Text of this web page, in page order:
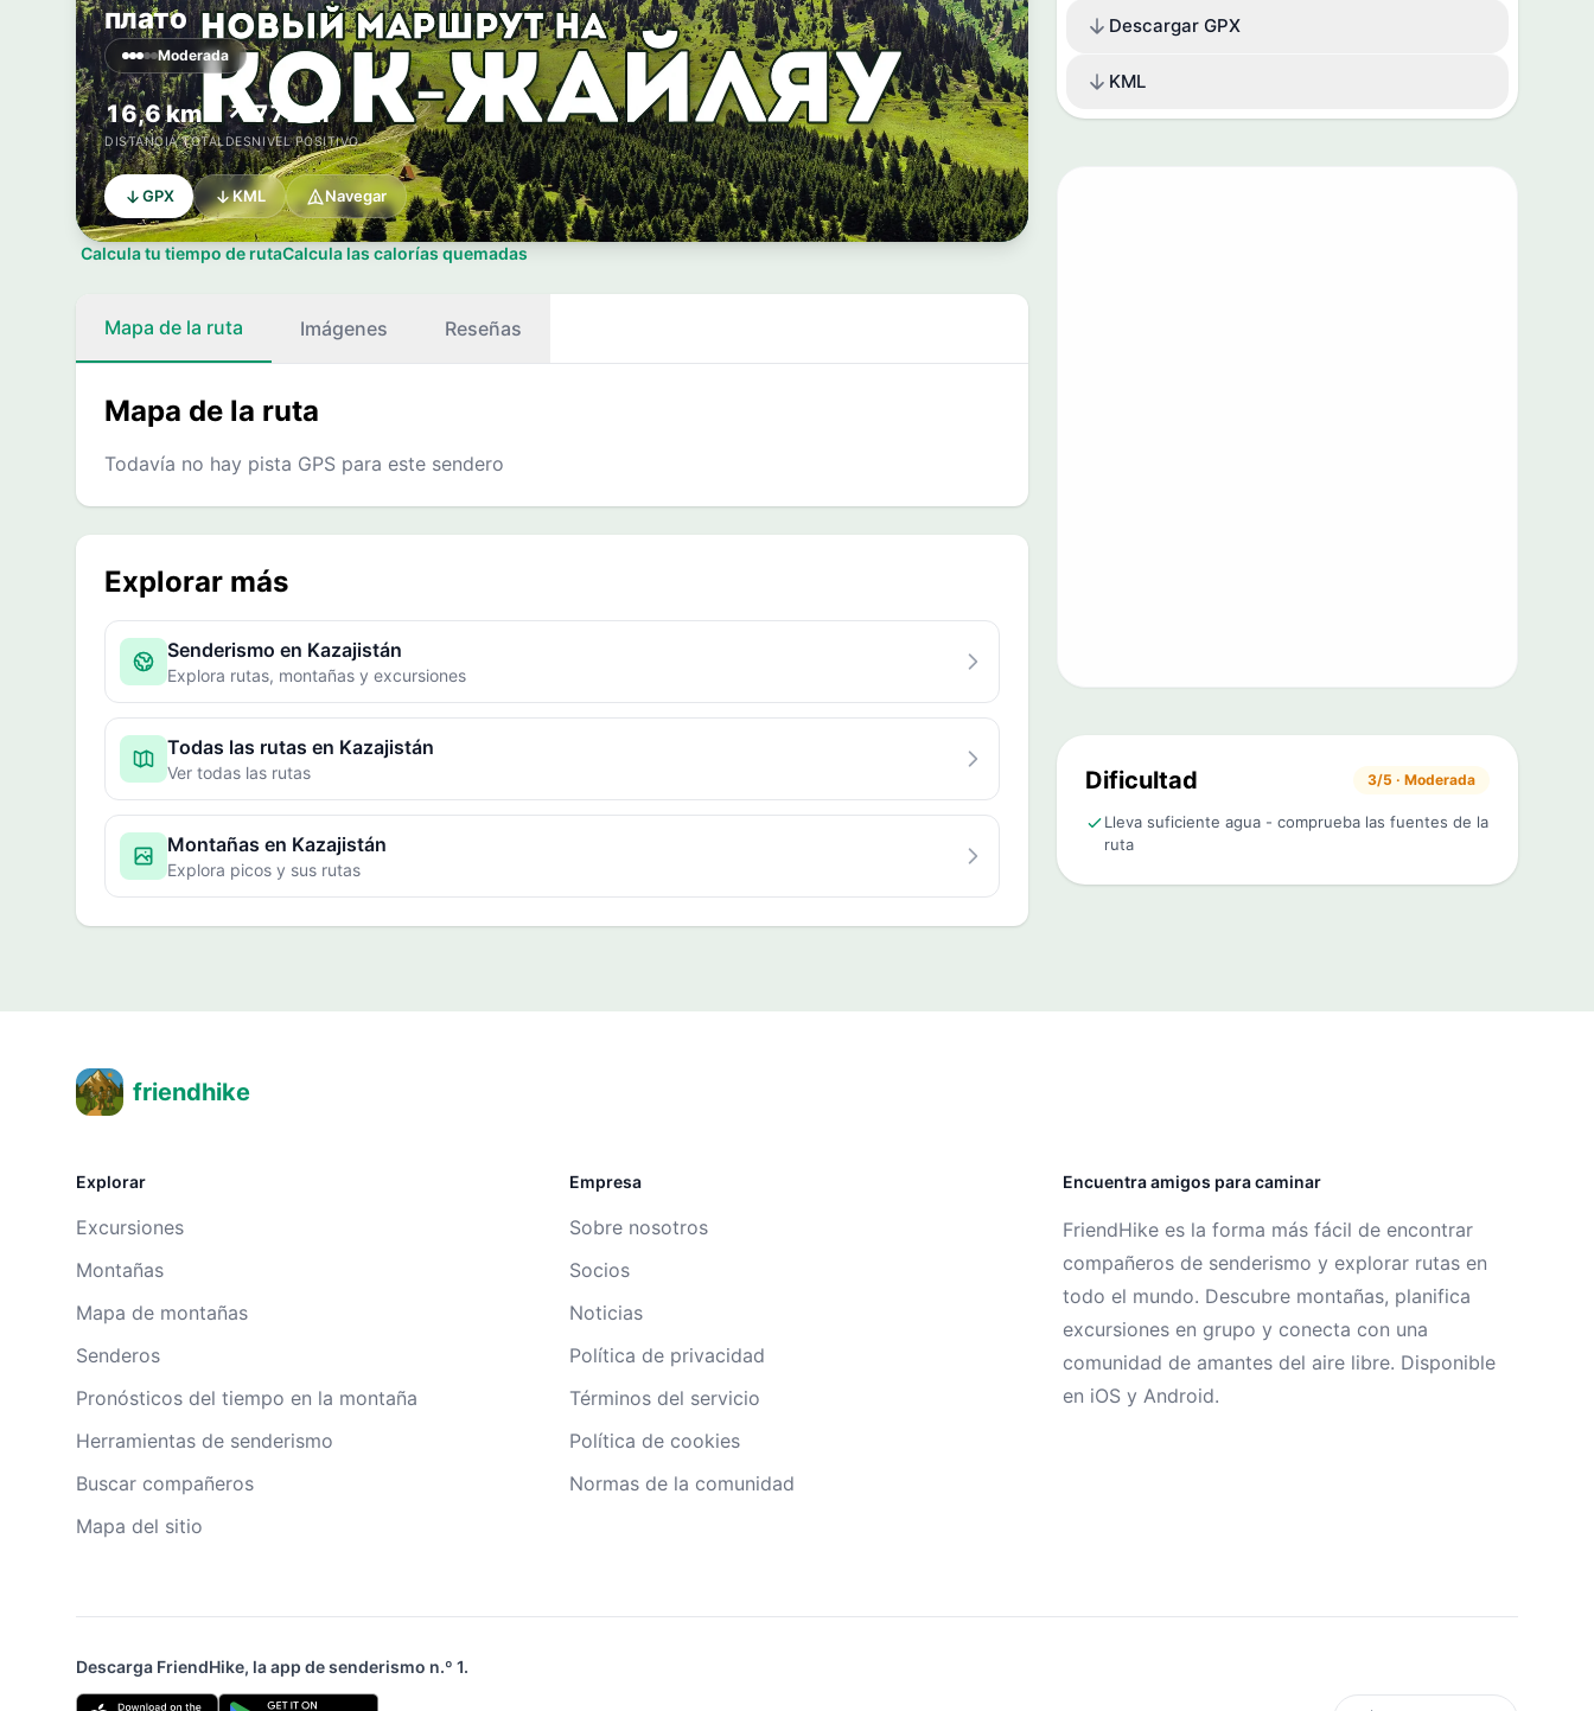
плато
Moderada
16,6 km
DISTANCIA TOTAL
↗ 772 m
DESNIVEL POSITIVO
GPX KML Navegar
Calcula tu tiempo de rutaCalcula las calorías quemadas
Mapa de la ruta Imágenes Reseñas
Mapa de la ruta
Todavía no hay pista GPS para este sendero
Explorar más
Senderismo en Kazajistán
Explora rutas, montañas y excursiones
Todas las rutas en Kazajistán
Ver todas las rutas
Montañas en Kazajistán
Explora picos y sus rutas
Descargar GPX
KML
Dificultad 3/5 · Moderada
Lleva suficiente agua - comprueba las fuentes de la
ruta
friendhike
Explorar
Excursiones
Montañas
Mapa de montañas
Senderos
Pronósticos del tiempo en la montaña
Herramientas de senderismo
Buscar compañeros
Mapa del sitio
Empresa
Sobre nosotros
Socios
Noticias
Política de privacidad
Términos del servicio
Política de cookies
Normas de la comunidad
Encuentra amigos para caminar
FriendHike es la forma más fácil de encontrar
compañeros de senderismo y explorar rutas en
todo el mundo. Descubre montañas, planifica
excursiones en grupo y conecta con una
comunidad de amantes del aire libre. Disponible
en iOS y Android.
Descarga FriendHike, la app de senderismo n.º 1.